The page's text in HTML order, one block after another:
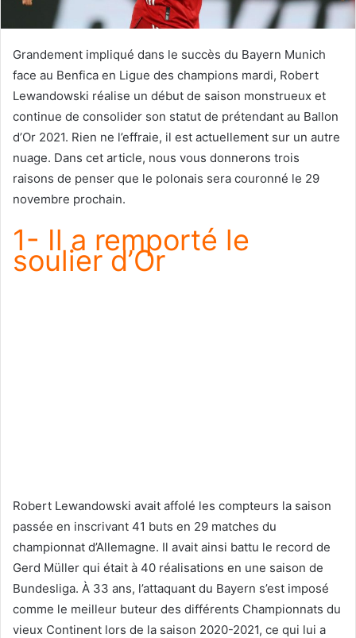
Grandement impliqué dans le succès du Bayern Munich
face au Benfica en Ligue des champions mardi, Robert
Lewandowski réalise un début de saison monstrueux et
continue de consolider son statut de prétendant au Ballon
d’Or 2021. Rien ne l’effraie, il est actuellement sur un autre
nuage. Dans cet article, nous vous donnerons trois
raisons de penser que le polonais sera couronné le 29
novembre prochain.
1- Il a remporté le
soulier d’Or
Robert Lewandowski avait affolé les compteurs la saison
passée en inscrivant 41 buts en 29 matches du
championnat d’Allemagne. Il avait ainsi battu le record de
Gerd Müller qui était à 40 réalisations en une saison de
Bundesliga. À 33 ans, l’attaquant du Bayern s’est imposé
comme le meilleur buteur des différents Championnats du
vieux Continent lors de la saison 2020-2021, ce qui lui a